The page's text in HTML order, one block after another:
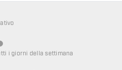
clienti non disponibile
i giorni della settimana